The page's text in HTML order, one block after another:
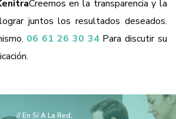
Creemos en la transparencia y la
juntos los resultados deseados.
06 61 26 30 34Para discutir su
// En Sí A La Red,